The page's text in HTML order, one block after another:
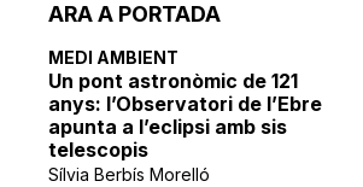
ARA A PORTADA
MEDI AMBIENT
Un pont astronòmic de 121
anys: l’Observatori de l’Ebre
apunta a l’eclipsi amb sis
telescopis
Sílvia Berbís Morelló